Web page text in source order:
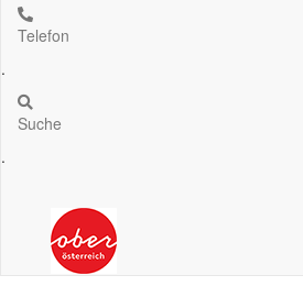
Telefon
.
Suche
.